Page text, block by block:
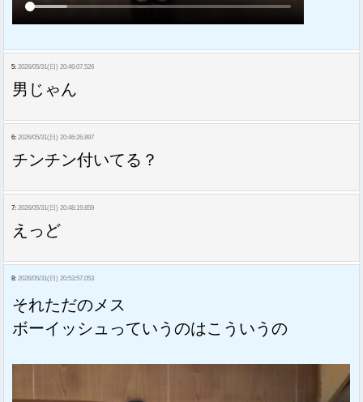
5: 2026/05/31(日) 20:46:07.526
男じゃん
6: 2026/05/31(日) 20:46:26.897
チンチン付いてる？
7: 2026/05/31(日) 20:48:19.859
えっど
8: 2026/05/31(日) 20:53:57.053
それただのメス
ボーイッシュっていうのはこういうの